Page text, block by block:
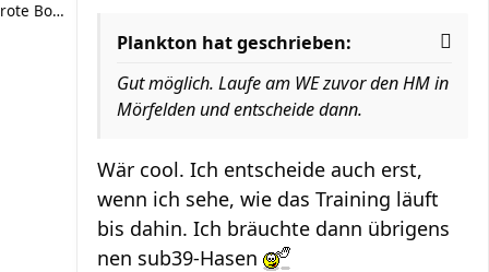
rote Bohne
Plankton hat geschrieben:
Gut möglich. Laufe am WE zuvor den HM in
Mörfelden und entscheide dann.
Wär cool. Ich entscheide auch erst,
wenn ich sehe, wie das Training läuft
bis dahin. Ich bräuchte dann übrigens
nen sub39-Hasen